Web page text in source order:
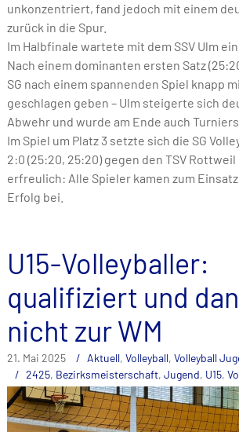
unkonzentriert, fand jedoch mit einem
zurück in die Spur.
Im Halbfinale wartete mit dem SSV Ulm
Nach einem dominanten ersten Satz
SG nach einem spannenden Spiel knapp
geschlagen geben – Ulm steigerte sich
Abwehr und wurde am Ende auch
Im Spiel um Platz 3 setzte sich die SG
2:0 (25:20, 25:20) gegen den TSV
erfreulich: Alle Spieler kamen zum
Erfolg bei.
U15-Volleyballer:
qualifiziert und
nicht zur WM
21. Mai 2025 Aktuell, Volleyball, Volleyball
2425, Bezirksmeisterschaft, Jugend, U15,